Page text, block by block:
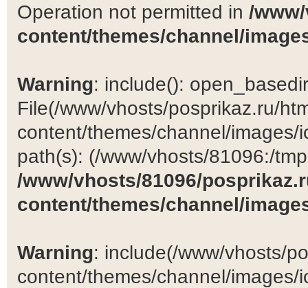
Operation not permitted in /
content/themes/channel/
Warning: include():
File(/www/vhosts/posprikaz.ru/
content/themes/channel/
path(s): (/www/vhosts/81096:/
/www/vhosts/81096/
content/themes/channel/
Warning: include(/www/vhosts/
content/themes/channel/